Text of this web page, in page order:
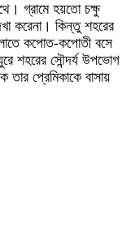
গ্রামে হয়তো চক্ষু
করেনা। কিন্তু শহরের
কপোত-কপোতী বসে
শহরের সৌন্দর্য উপভোগ
তার প্রেমিকাকে বাসায়